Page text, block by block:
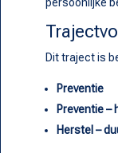
Dit traject is
Preventie
Preventie –
Herstel –